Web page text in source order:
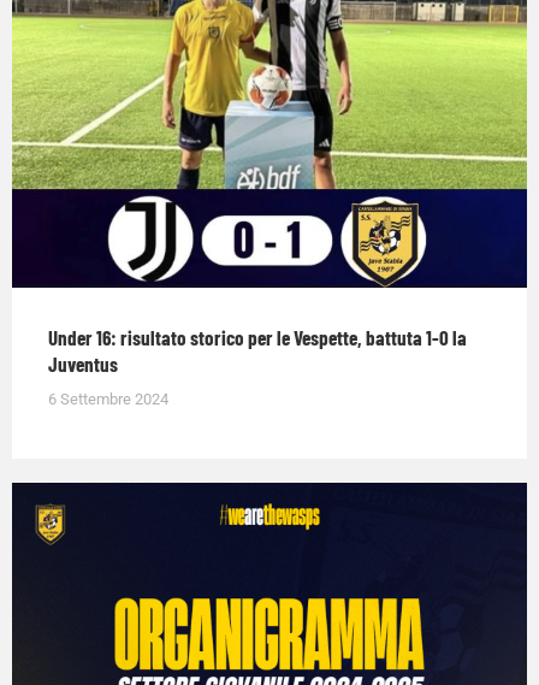
Under 16: risultato storico per le Vespette, battuta 1-0 la
Juventus
6 Settembre 2024